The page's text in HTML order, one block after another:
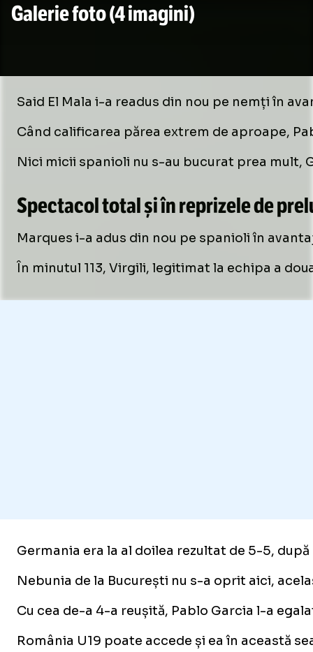
Galerie foto(4 imagini)
Said El Mala i-a readus din nou pe nemți în
Când calificarea părea extrem de aproape,
Nici micii spanioli nu s-au bucurat prea mult,
Spectacol total și în reprizele de
Marques i-a adus din nou pe spanioli în
În minutul 113, Virgili, legitimat la echipa a
Germania era la al doilea rezultat de 5-5,
Nebunia de la București nu s-a oprit aici,
Cu cea de-a 4-a reușită, Pablo Garcia l-a
România U19 poate accede și ea în această